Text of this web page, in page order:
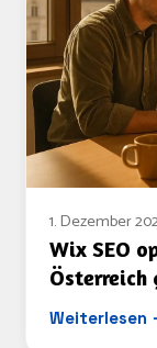
1. Dezember
Wix SEO
Österreich
Weiterlesen